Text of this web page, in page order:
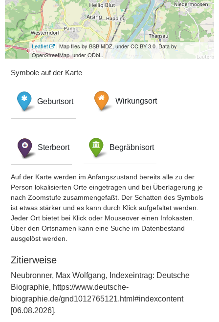
Leaflet
| Map tiles by BSB MDZ, under CC BY 3.0. Data by
OpenStreetMap, under ODbL.
Symbole auf der Karte
Geburtsort Wirkungsort
Sterbeort Begräbnisort
Auf der Karte werden im Anfangszustand bereits alle zu der
Person lokalisierten Orte eingetragen und bei Überlagerung je
nach Zoomstufe zusammengefaßt. Der Schatten des Symbols
ist etwas stärker und es kann durch Klick aufgefaltet werden.
Jeder Ort bietet bei Klick oder Mouseover einen Infokasten.
Über den Ortsnamen kann eine Suche im Datenbestand
ausgelöst werden.
Zitierweise
Neubronner, Max Wolfgang, Indexeintrag: Deutsche
Biographie, https://www.deutsche-
biographie.de/gnd1012765121.html#indexcontent
[06.08.2026].